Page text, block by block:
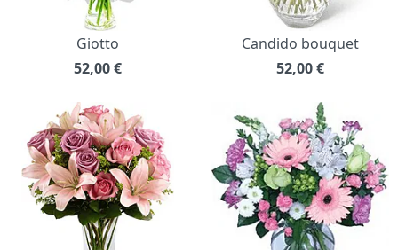
Giotto
52,00€
Candido bouquet
52,00€